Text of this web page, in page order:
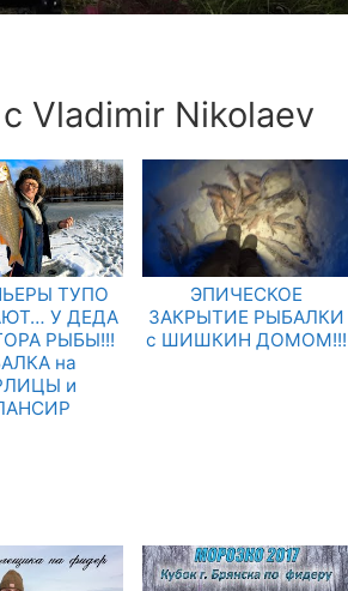
Vladimir Nikolaev
ТУПО
У ДЕДА
РЫБЫ!!!
на
и
ЭПИЧЕСКОЕ
ЗАКРЫТИЕ РЫБАЛКИ
с ШИШКИН ДОМОМ!!!